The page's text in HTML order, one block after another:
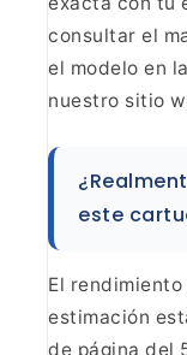
consultar el
el modelo en
nuestro sitio
este
El
estimación
de página del